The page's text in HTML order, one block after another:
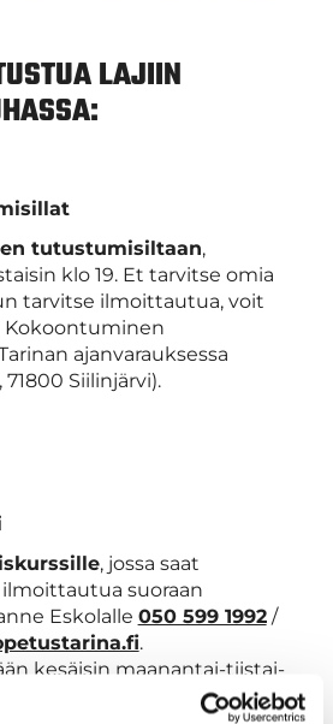
LAJIIN
tutustumisiltaan,
klo 19. Et tarvitse omia
tarvitse ilmoittautua, voit
Kokoontuminen
ajanvarauksessa
Siilinjärvi).
, jossa saat
ilmoittautua suoraan
Eskolalle 050 599 1992/
.
kesäisin maanantai-tiistai-